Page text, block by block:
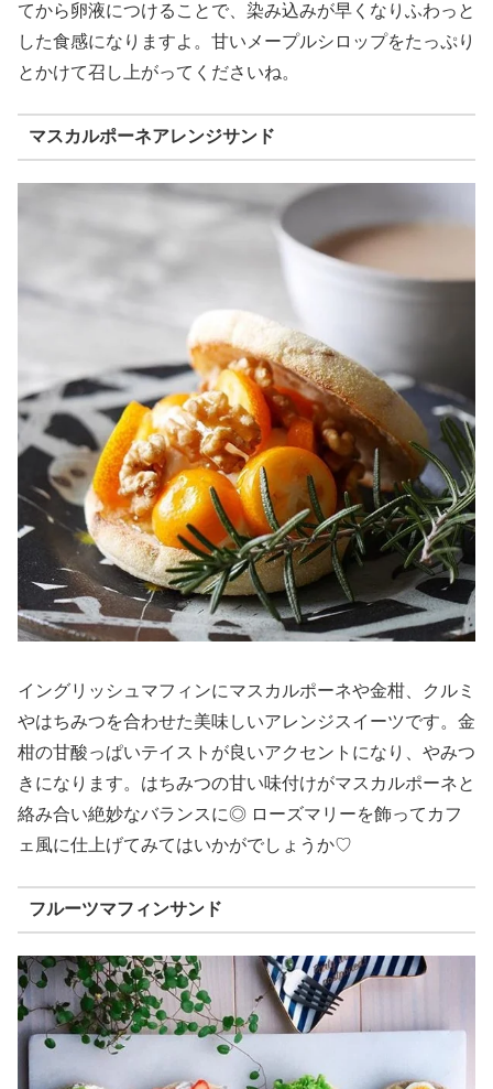
てから卵液につけることで、染み込みが早くなりふわっと
した食感になりますよ。甘いメープルシロップをたっぷり
とかけて召し上がってくださいね。
マスカルポーネアレンジサンド
イングリッシュマフィンにマスカルポーネや金柑、クルミ
やはちみつを合わせた美味しいアレンジスイーツです。金
柑の甘酸っぱいテイストが良いアクセントになり、やみつ
きになります。はちみつの甘い味付けがマスカルポーネと
絡み合い絶妙なバランスに◎ ローズマリーを飾ってカフ
ェ風に仕上げてみてはいかがでしょうか♡
フルーツマフィンサンド